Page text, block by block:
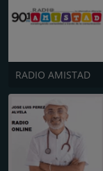
RADIO AMISTAD